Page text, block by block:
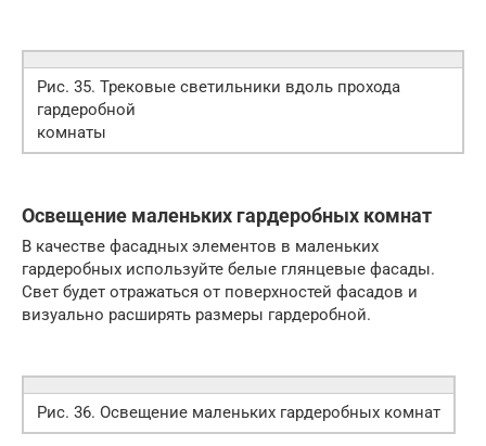
Рис. 35. Трековые светильники вдоль прохода
гардеробной
комнаты
Освещение маленьких гардеробных комнат
В качестве фасадных элементов в маленьких
гардеробных используйте белые глянцевые фасады.
Свет будет отражаться от поверхностей фасадов и
визуально расширять размеры гардеробной.
Рис. 36. Освещение маленьких гардеробных комнат